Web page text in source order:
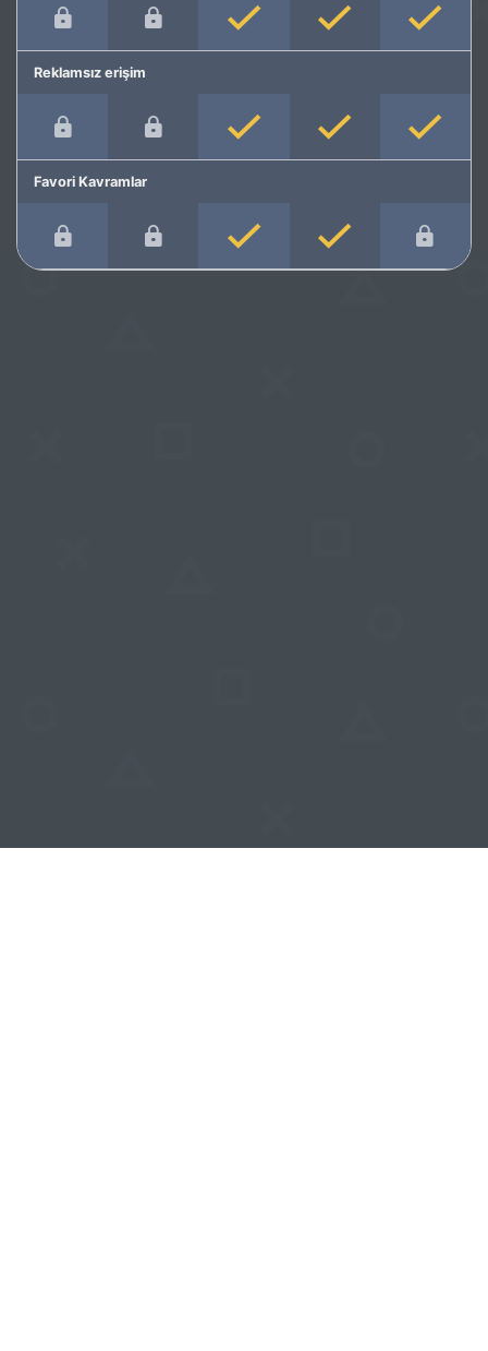
Reklamsız erişim
Favori Kavramlar